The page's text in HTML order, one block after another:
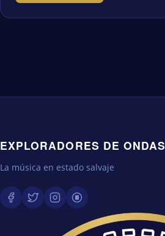
EXPLORADORES DE ONDAS
La música en estado salvaje